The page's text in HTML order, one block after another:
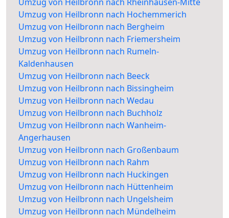
Umzug von Heilbronn nach Hochemmerich
Umzug von Heilbronn nach Bergheim
Umzug von Heilbronn nach Friemersheim
Umzug von Heilbronn nach Rumeln-
Kaldenhausen
Umzug von Heilbronn nach Beeck
Umzug von Heilbronn nach Bissingheim
Umzug von Heilbronn nach Wedau
Umzug von Heilbronn nach Buchholz
Umzug von Heilbronn nach Wanheim-
Angerhausen
Umzug von Heilbronn nach Großenbaum
Umzug von Heilbronn nach Rahm
Umzug von Heilbronn nach Huckingen
Umzug von Heilbronn nach Hüttenheim
Umzug von Heilbronn nach Ungelsheim
Umzug von Heilbronn nach Mündelheim